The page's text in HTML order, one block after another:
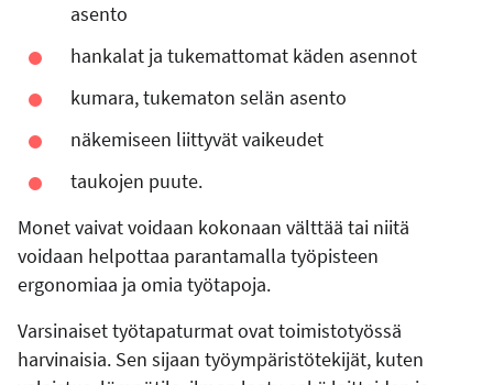
asento
hankalat ja tukemattomat käden asennot
kumara, tukematon selän asento
näkemiseen liittyvät vaikeudet
taukojen puute.
Monet vaivat voidaan kokonaan välttää tai niitä
voidaan helpottaa parantamalla työpisteen
ergonomiaa ja omia työtapoja.
Varsinaiset työtapaturmat ovat toimistotyössä
harvinaisia. Sen sijaan työympäristötekijät, kuten